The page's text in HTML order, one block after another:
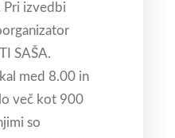
Pri izvedbi
SAŠA.
med 8.00 in
več kot 900
so